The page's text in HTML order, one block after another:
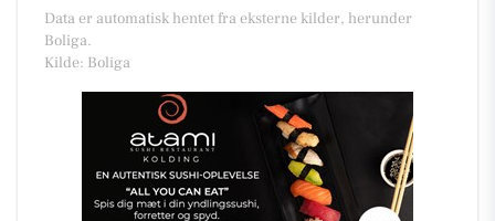
Data er automatisk hentet fra eksterne kilder, herunder
Boliga.
Kilde: Boliga